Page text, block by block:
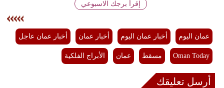
علوم
وتكنولوجيا
إقرأ برجك الاسبوعي
عمان اليوم أخبار عمان اليوم أخبار عمان أخبار عمان عاجل
Oman Today مسقط عمان الأبراج الفلكية
أرسل تعليقك